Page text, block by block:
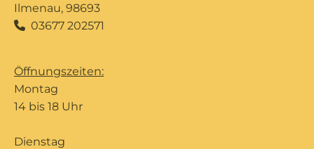
Ilmenau, 98693
 03677 202571
Öffnungszeiten:
Montag
14 bis 18 Uhr
Dienstag